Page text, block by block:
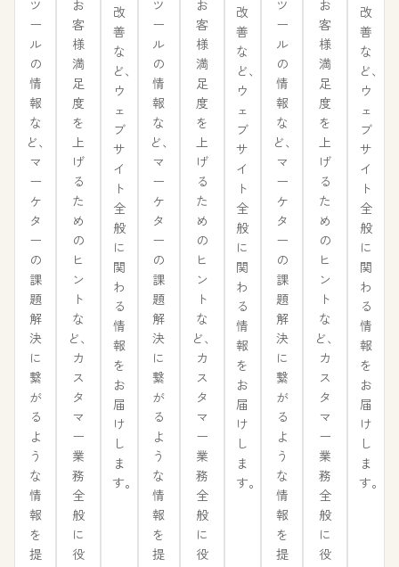
ツ
ー
ル
の
情
報
な
ど、
マ
ー
ケ
タ
ー
の
課
題
解
決
に
繋
が
る
よ
う
な
情
報
を
提
お
客
様
満
足
度
を
上
げ
る
た
め
の
ヒ
ン
ト
な
ど、
カ
ス
タ
マ
ー
業
務
全
般
に
役
改
善
な
ど、
ウ
ェ
ブ
サ
イ
ト
全
般
に
関
わ
る
情
報
を
お
届
け
し
ま
す。
ツ
ー
ル
の
情
報
な
ど、
マ
ー
ケ
タ
ー
の
課
題
解
決
に
繋
が
る
よ
う
な
情
報
を
提
お
客
様
満
足
度
を
上
げ
る
た
め
の
ヒ
ン
ト
な
ど、
カ
ス
タ
マ
ー
業
務
全
般
に
役
改
善
な
ど、
ウ
ェ
ブ
サ
イ
ト
全
般
に
関
わ
る
情
報
を
お
届
け
し
ま
す。
ツ
ー
ル
の
情
報
な
ど、
マ
ー
ケ
タ
ー
の
課
題
解
決
に
繋
が
る
よ
う
な
情
報
を
提
お
客
様
満
足
度
を
上
げ
る
た
め
の
ヒ
ン
ト
な
ど、
カ
ス
タ
マ
ー
業
務
全
般
に
役
改
善
な
ど、
ウ
ェ
ブ
サ
イ
ト
全
般
に
関
わ
る
情
報
を
お
届
け
し
ま
す。